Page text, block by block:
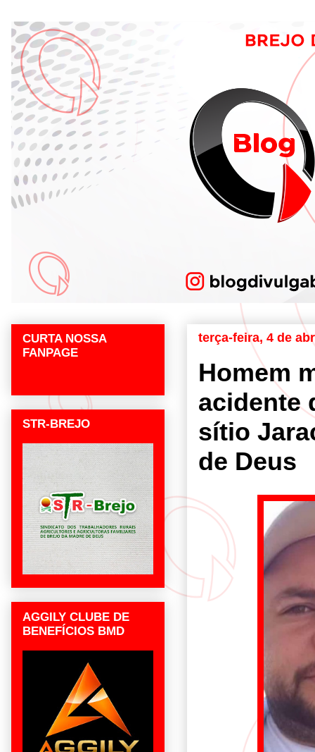
terça-feira, 4 de
Homem
acidente
sítio
de Deus
CURTA NOSSA
FANPAGE
STR-BREJO
AGGILY CLUBE DE
BENEFÍCIOS BMD